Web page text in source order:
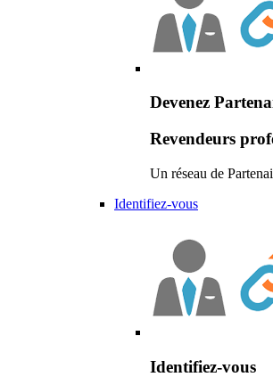
Devenez
Revendeurs
Un réseau de
Identifiez-vous
Identifiez-vous